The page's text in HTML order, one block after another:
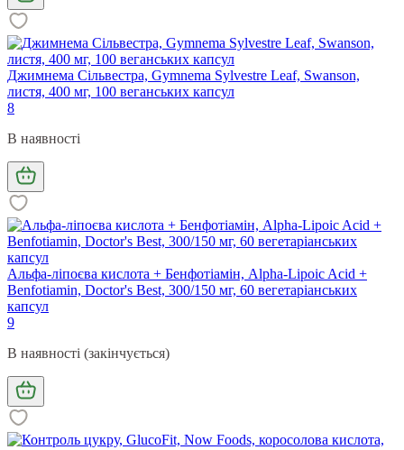
Джимнема Сільвестра, Gymnema Sylvestre Leaf, Swanson,
листя, 400 мг, 100 веганських капсул
8
В наявності
Альфа-ліпоєва кислота + Бенфотіамін, Alpha-Lipoic Acid +
Benfotiamin, Doctor's Best, 300/150 мг, 60 вегетаріанських
капсул
9
В наявності (закінчується)